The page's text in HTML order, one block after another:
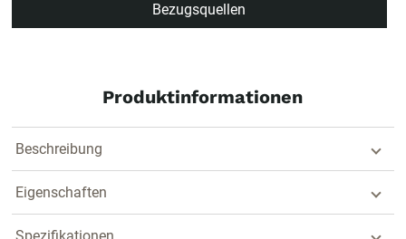
Bezugsquellen
Produktinformationen
Beschreibung
Eigenschaften
Spezifikationen